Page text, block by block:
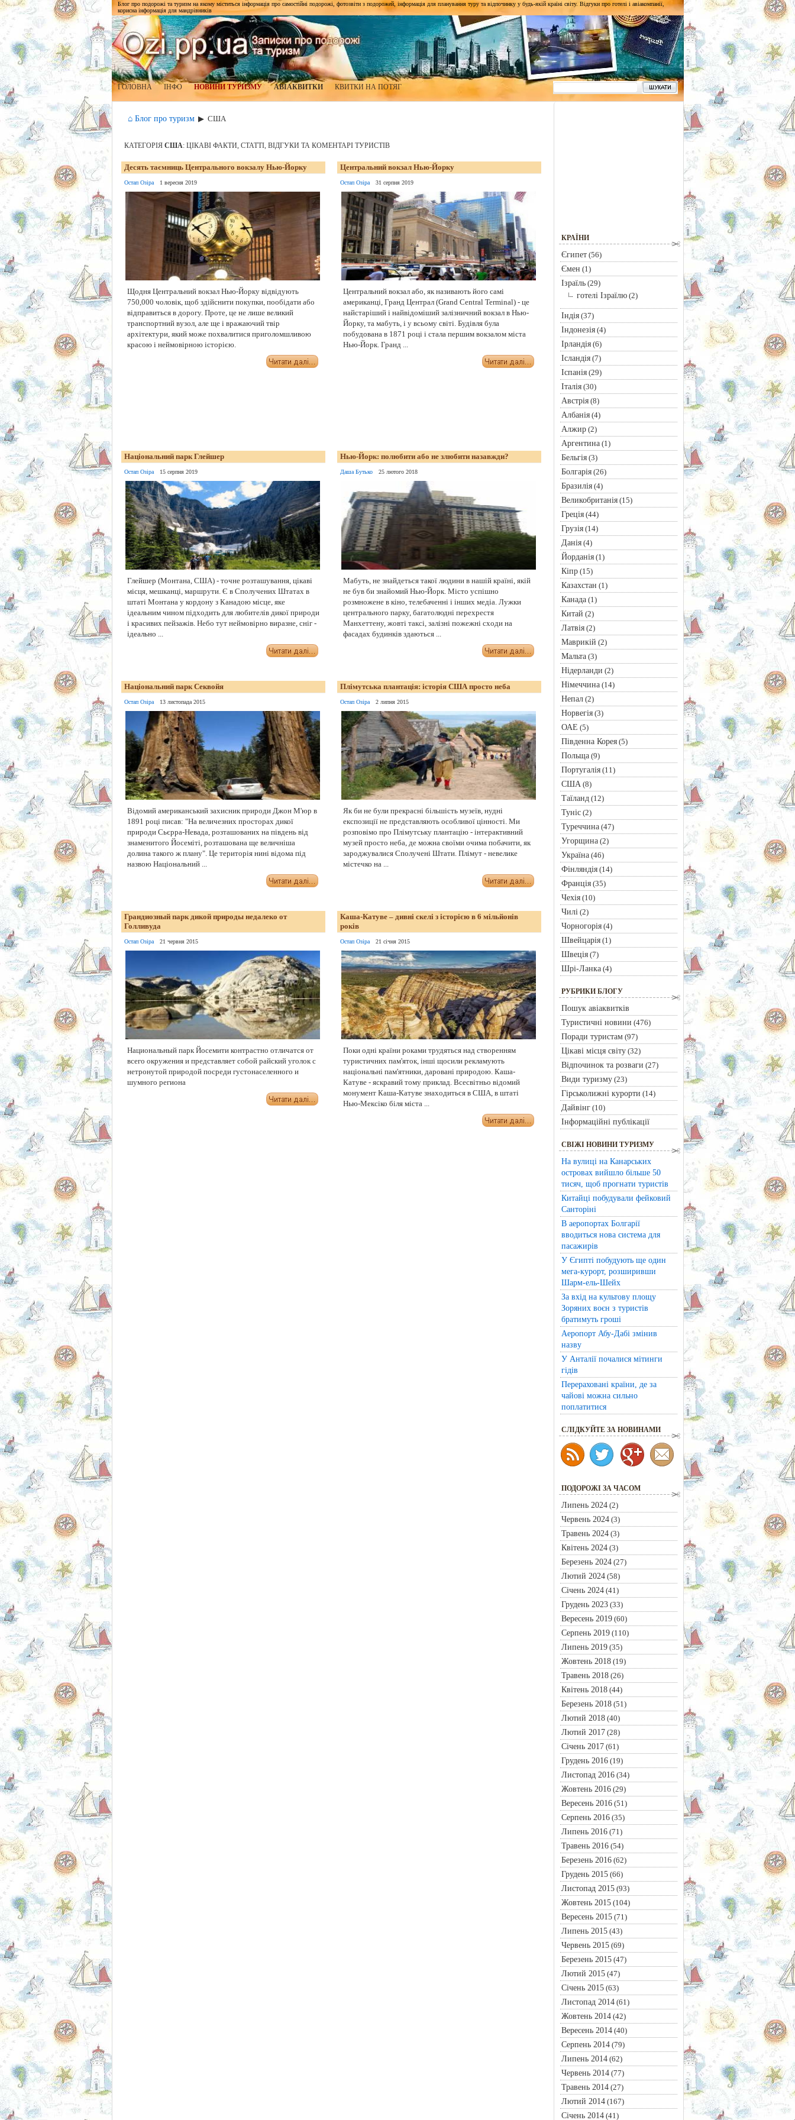
Блог про подорожі та туризм на якому міститься інформація про самостійні подорожі, фотозвіти з подорожей, інформація для планування туру та відпочинку у будь-якій країні світу. Відгуки про готелі і авіакомпанії,
корисна інформація для мандрівників
ГОЛОВНА ІНФО НОВИНИ ТУРИЗМУ АВІАКВИТКИ КВИТКИ НА ПОТЯГ
⌂ Блог про туризм ▶ США
КАТЕГОРІЯ США: ЦІКАВІ ФАКТИ, СТАТТІ, ВІДГУКИ ТА КОМЕНТАРІ ТУРИСТІВ
Десять таємниць Центрального вокзалу Нью-Йорку
Остап Озіра 1 вересня 2019
Щодня Центральний вокзал Нью-Йорку відвідують
750,000 чоловік, щоб здійснити покупки, пообідати або
відправиться в дорогу. Проте, це не лише великий
транспортний вузол, але ще і вражаючий твір
архітектури, який може похвалитися приголомшливою
красою і неймовірною історією.
Центральний вокзал Нью-Йорку
Остап Озіра 31 серпня 2019
Центральний вокзал або, як називають його самі
американці, Гранд Централ (Grand Central Terminal) - це
найстаріший і найвідоміший залізничний вокзал в Нью-
Йорку, та мабуть, і у всьому світі. Будівля була
побудована в 1871 році і стала першим вокзалом міста
Нью-Йорк. Гранд ...
Національний парк Глейшер
Остап Озіра 15 серпня 2019
Глейшер (Монтана, США) - точне розташування, цікаві
місця, мешканці, маршрути. Є в Сполучених Штатах в
штаті Монтана у кордону з Канадою місце, яке
ідеальним чином підходить для любителів дикої природи
і красивих пейзажів. Небо тут неймовірно виразне, сніг -
ідеально ...
Нью-Йорк: полюбити або не злюбити назавжди?
Даша Бутько 25 лютого 2018
Мабуть, не знайдеться такої людини в нашій країні, якій
не був би знайомий Нью-Йорк. Місто успішно
розмножене в кіно, телебаченні і інших медіа. Лужки
центрального парку, багатолюдні перехрестя
Манхеттену, жовті таксі, залізні пожежні сходи на
фасадах будинків здаються ...
Національний парк Секвойя
Остап Озіра 13 листопада 2015
Відомий американський захисник природи Джон М'юр в
1891 році писав: "На величезних просторах дикої
природи Сьєрра-Невада, розташованих на південь від
знаменитого Йосеміті, розташована ще величніша
долина такого ж плану". Це територія нині відома під
назвою Національний ...
Плімутська плантація: історія США просто неба
Остап Озіра 2 липня 2015
Як би не були прекрасні більшість музеїв, нудні
експозиції не представляють особливої цінності. Ми
розповімо про Плімутську плантацію - інтерактивний
музей просто неба, де можна своїми очима побачити, як
зароджувалися Сполучені Штати. Плімут - невелике
містечко на ...
Грандиозный парк дикой природы недалеко от
Голливуда
Остап Озіра 21 червня 2015
Национальный парк Йосемити контрастно отличатся от
всего окружения и представляет собой райский уголок с
нетронутой природой посреди густонаселенного и
шумного региона
Каша-Катуве – дивні скелі з історією в 6 мільйонів
років
Остап Озіра 21 січня 2015
Поки одні країни роками трудяться над створенням
туристичних пам'яток, інші щосили рекламують
національні пам'ятники, даровані природою. Каша-
Катуве - яскравий тому приклад. Всесвітньо відомий
монумент Каша-Катуве знаходиться в США, в штаті
Нью-Мексіко біля міста ...
КРАЇНИ
Єгипет(56)
Ємен (1)
Ізраїль(29)
готелі Ізраїлю(2)
Індія(37)
Індонезія(4)
Ірландія(6)
Ісландія(7)
Іспанія(29)
Італія(30)
Австрія(8)
Албанія(4)
Алжир(2)
Аргентина(1)
Бельгія(3)
Болгарія(26)
Бразилія(4)
Великобританія(15)
Греція(44)
Грузія(14)
Данія(4)
Йорданія(1)
Кіпр(15)
Казахстан (1)
Канада(1)
Китай (2)
Латвія(2)
Маврикій (2)
Мальта(3)
Нідерланди (2)
Німеччина(14)
Непал(2)
Норвегія(3)
ОАЕ (5)
Південна Корея(5)
Польща(9)
Португалія(11)
США(8)
Таїланд(12)
Туніс(2)
Туреччина(47)
Угорщина(2)
Україна(46)
Фінляндія(14)
Франція(35)
Чехія(10)
Чилі(2)
Чорногорія(4)
Швейцарія(1)
Швеція(7)
Шрі-Ланка(4)
РУБРИКИ БЛОГУ
Пошук авіаквитків
Туристичні новини (476)
Поради туристам(97)
Цікаві місця світу(32)
Відпочинок та розваги (27)
Види туризму(23)
Гірськолижні курорти (14)
Дайвінг(10)
Інформаційні публікації
СВІЖІ НОВИНИ ТУРИЗМУ
На вулиці на Канарських
островах вийшло більше 50
тисяч, щоб прогнати туристів
Китайці побудували фейковий
Санторіні
В аеропортах Болгарії
вводиться нова система для
пасажирів
У Єгипті побудують ще один
мега-курорт, розширивши
Шарм-ель-Шейх
За вхід на культову площу
Зоряних воєн з туристів
братимуть гроші
Аеропорт Абу-Дабі змінив
назву
У Анталії почалися мітинги
гідів
Перераховані країни, де за
чайові можна сильно
поплатитися
CЛІДКУЙТЕ ЗА НОВИНАМИ
ПОДОРОЖІ ЗА ЧАСОМ
Липень 2024(2)
Червень 2024(3)
Травень 2024(3)
Квітень 2024(3)
Березень 2024(27)
Лютий 2024(58)
Січень 2024(41)
Грудень 2023(33)
Вересень 2019(60)
Серпень 2019(110)
Липень 2019(35)
Жовтень 2018(19)
Травень 2018(26)
Квітень 2018(44)
Березень 2018(51)
Лютий 2018(40)
Лютий 2017(28)
Січень 2017(61)
Грудень 2016(19)
Листопад 2016(34)
Жовтень 2016(29)
Вересень 2016(51)
Серпень 2016(35)
Липень 2016(71)
Травень 2016(54)
Березень 2016(62)
Грудень 2015(66)
Листопад 2015(93)
Жовтень 2015(104)
Вересень 2015(71)
Липень 2015(43)
Червень 2015(69)
Березень 2015(47)
Лютий 2015(47)
Січень 2015(63)
Листопад 2014(61)
Жовтень 2014(42)
Вересень 2014(40)
Серпень 2014(79)
Липень 2014(62)
Червень 2014(77)
Травень 2014(27)
Лютий 2014(167)
Січень 2014(41)